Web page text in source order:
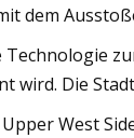
dem
wird. Die
West